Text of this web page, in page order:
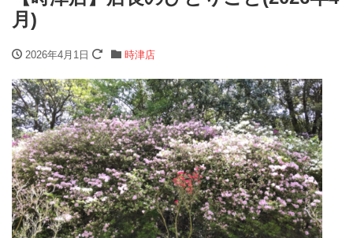
月)
2026年4月1日 時津店